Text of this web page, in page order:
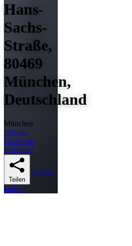
Hans-
Sachs-
Straße,
80469
München,
Deutschland
München
Website
Facebook
Instagram
Teilen
Eintrag
ändern